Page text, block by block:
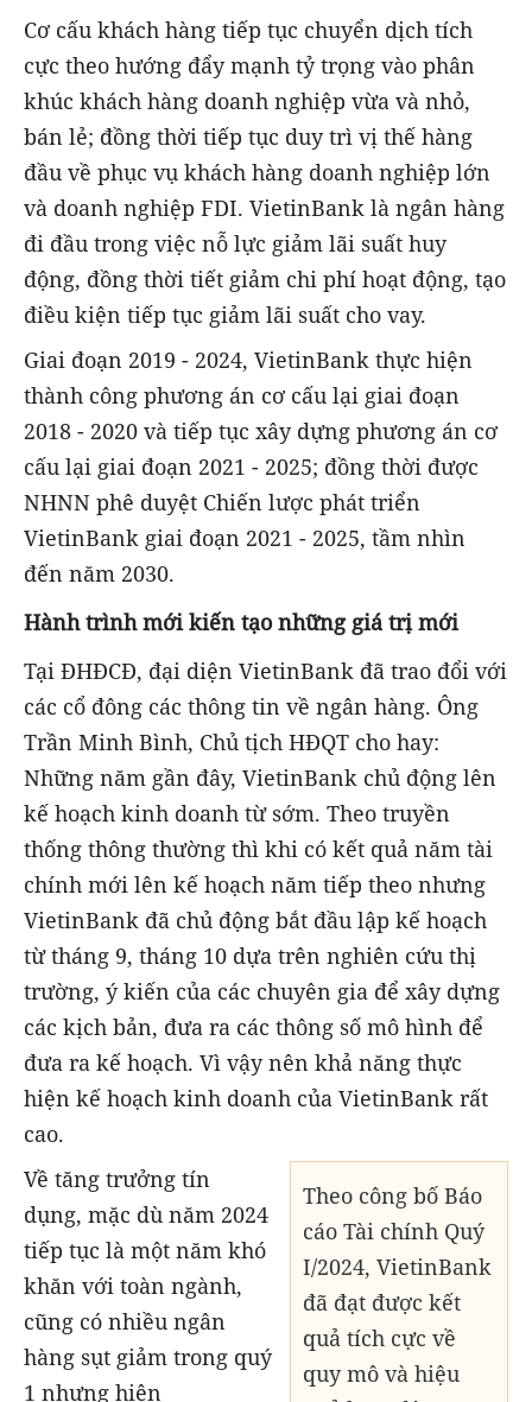
Cơ cấu khách hàng tiếp tục chuyển dịch tích
cực theo hướng đẩy mạnh tỷ trọng vào phân
khúc khách hàng doanh nghiệp vừa và nhỏ,
bán lẻ; đồng thời tiếp tục duy trì vị thế hàng
đầu về phục vụ khách hàng doanh nghiệp lớn
và doanh nghiệp FDI. VietinBank là ngân hàng
đi đầu trong việc nỗ lực giảm lãi suất huy
động, đồng thời tiết giảm chi phí hoạt động, tạo
điều kiện tiếp tục giảm lãi suất cho vay.
Giai đoạn 2019 - 2024, VietinBank thực hiện
thành công phương án cơ cấu lại giai đoạn
2018 - 2020 và tiếp tục xây dựng phương án cơ
cấu lại giai đoạn 2021 - 2025; đồng thời được
NHNN phê duyệt Chiến lược phát triển
VietinBank giai đoạn 2021 - 2025, tầm nhìn
đến năm 2030.
Hành trình mới kiến tạo những giá trị mới
Tại ĐHĐCĐ, đại diện VietinBank đã trao đổi với
các cổ đông các thông tin về ngân hàng. Ông
Trần Minh Bình, Chủ tịch HĐQT cho hay:
Những năm gần đây, VietinBank chủ động lên
kế hoạch kinh doanh từ sớm. Theo truyền
thống thông thường thì khi có kết quả năm tài
chính mới lên kế hoạch năm tiếp theo nhưng
VietinBank đã chủ động bắt đầu lập kế hoạch
từ tháng 9, tháng 10 dựa trên nghiên cứu thị
trường, ý kiến của các chuyên gia để xây dựng
các kịch bản, đưa ra các thông số mô hình để
đưa ra kế hoạch. Vì vậy nên khả năng thực
hiện kế hoạch kinh doanh của VietinBank rất
cao.
Theo công bố Báo
cáo Tài chính Quý
I/2024, VietinBank
đã đạt được kết
quả tích cực về
quy mô và hiệu
Về tăng trưởng tín
dụng, mặc dù năm 2024
tiếp tục là một năm khó
khăn với toàn ngành,
cũng có nhiều ngân
hàng sụt giảm trong quý
1 nhưng hiện